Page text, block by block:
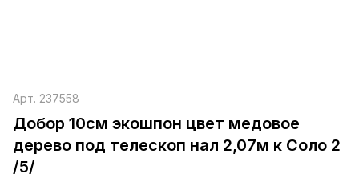
Арт. 237558
Добор 10см экошпон цвет медовое
дерево под телескоп нал 2,07м к Соло 2
/5/